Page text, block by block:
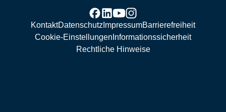
KontaktDatenschutz ImpressumBarrierefreiheit
Cookie-Einstellungen Informationssicherheit
Rechtliche Hinweise